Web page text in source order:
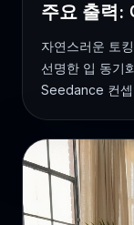
주요 출력:
자연스러운 토
선명한 입 동기
Seedance 컨셉